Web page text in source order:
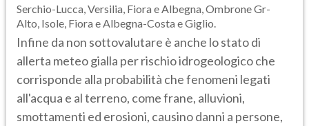
Serchio-Lucca, Versilia, Fiora e Albegna, Ombrone Gr-
Alto, Isole, Fiora e Albegna-Costa e Giglio.
Infine da non sottovalutare è anche lo stato di
allerta meteo gialla per rischio idrogeologico che
corrisponde alla probabilità che fenomeni legati
all'acqua e al terreno, come frane, alluvioni,
smottamenti ed erosioni, causino danni a persone,